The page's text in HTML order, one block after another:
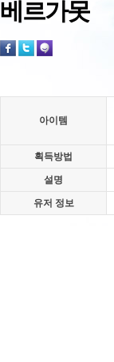
베르가못
아이템
획득방법
설명
유저 정보